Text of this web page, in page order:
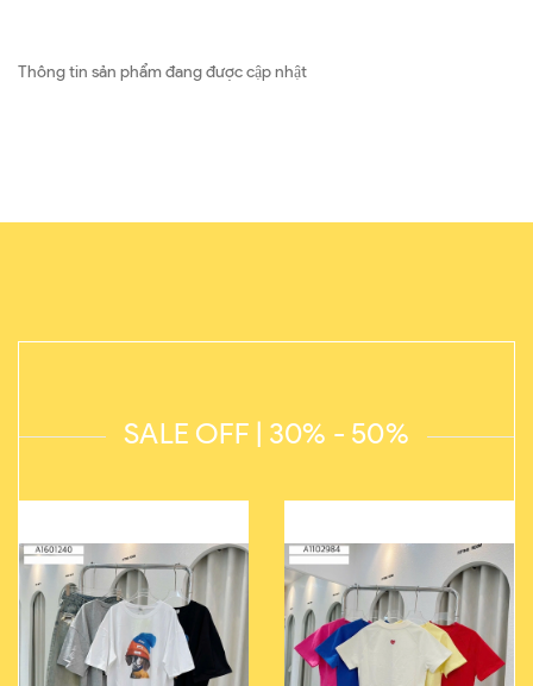
Thông tin sản phẩm đang được cập nhật
SALE OFF | 30% - 50%